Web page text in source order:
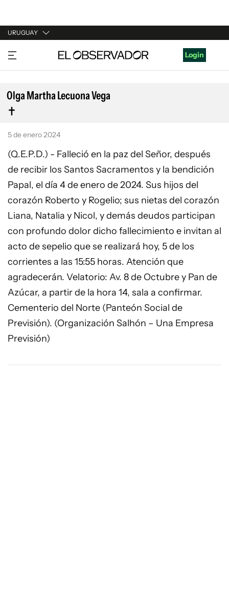
URUGUAY
URUGUAY
ARGENTINA
ESPAÑA
ESTADOS UNIDOS
Login
Olga Martha Lecuona Vega
5 de enero 2024
(Q.E.P.D.) - Falleció en la paz del Señor, después
de recibir los Santos Sacramentos y la bendición
Papal, el día 4 de enero de 2024. Sus hijos del
corazón Roberto y Rogelio; sus nietas del corazón
Liana, Natalia y Nicol, y demás deudos participan
con profundo dolor dicho fallecimiento e invitan al
acto de sepelio que se realizará hoy, 5 de los
corrientes a las 15:55 horas. Atención que
agradecerán. Velatorio: Av. 8 de Octubre y Pan de
Azúcar, a partir de la hora 14, sala a confirmar.
Cementerio del Norte (Panteón Social de
Previsión). (Organización Salhón – Una Empresa
Previsión)